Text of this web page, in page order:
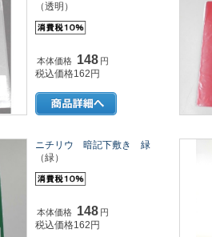
（透明）
本体価格 148 円
税込価格162円
ニチリウ 暗記下敷き 緑
（緑）
本体価格 148 円
税込価格162円